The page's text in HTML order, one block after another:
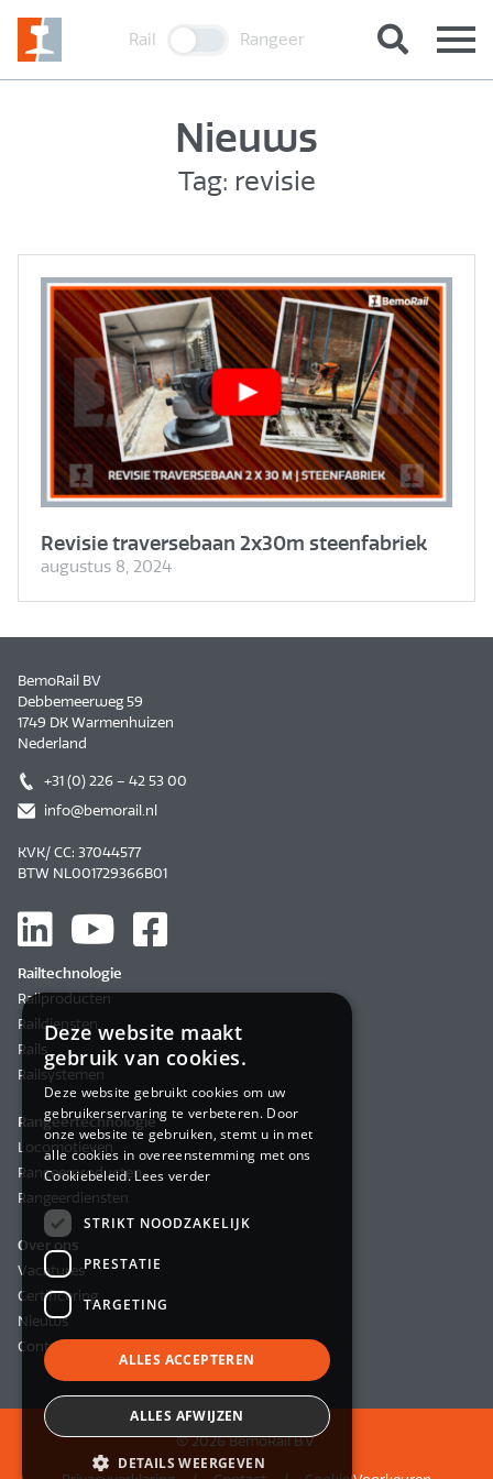
Rail Rangeer
Nieuws
Tag: revisie
Revisie traversebaan 2x30m steenfabriek
augustus 8, 2024
BemoRail BV
Debbemeerweg 59
1749 DK Warmenhuizen
Nederland
+31 (0) 226 – 42 53 00
info@bemorail.nl
KVK/ CC: 37044577
BTW NL001729366B01
Railtechnologie
Railproducten
Raildiensten
Rails
Railsystemen
Rangeertechnologie
Locomotieven
Rangeerproducten
Rangeerdiensten
Over ons
Vacatures
Certificering
Nieuws
Contact
© 2026 BemoRail B.V.
Deze website maakt
gebruik van cookies.
Deze website gebruikt cookies om uw
gebruikerservaring te verbeteren. Door
onze website te gebruiken, stemt u in met
alle cookies in overeenstemming met ons
Cookiebeleid.Lees verder
STRIKT NOODZAKELIJK
PRESTATIE
TARGETING
ALLES ACCEPTEREN
ALLES AFWIJZEN
DETAILS WEERGEVEN